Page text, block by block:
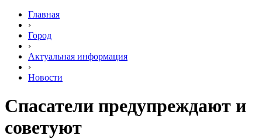
Главная
›
Город
›
Актуальная информация
›
Новости
Спасатели предупреждают и
советуют